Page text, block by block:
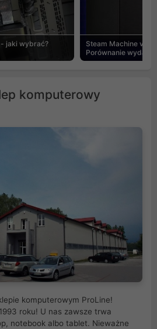
jaki wybrać?
Steam Machine vs
Porównanie
komputerowy
komputerowym ProLine!
roku! U nas zawsze trwa
notebook albo tablet. Nieważne